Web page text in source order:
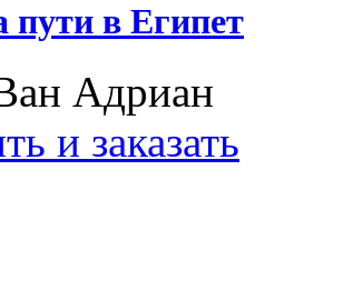
в Египет
Адриан
и заказать